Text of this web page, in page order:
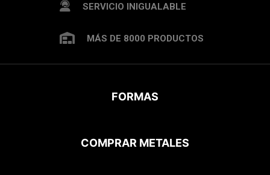
SERVICIO INIGUALABLE
MÁS DE 8000 PRODUCTOS
FORMAS
COMPRAR METALES